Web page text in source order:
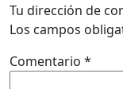
Tu dirección de
Los campos
Comentario *